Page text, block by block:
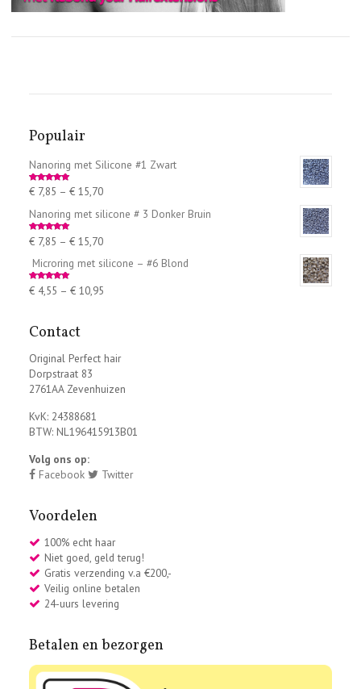
Populair
Nanoring met Silicone #1 Zwart
Rated5.00
out of 5
€7,85 – €15,70
Nanoring met silicone # 3 Donker Bruin
Rated5.00
out of 5
€7,85 – €15,70
Microring met silicone – #6 Blond
Rated5.00
out of 5
€4,55 – €10,95
Contact
Original Perfect hair
Dorpstraat 83
2761AA Zevenhuizen
KvK: 24388681
BTW: NL196415913B01
Volg ons op:
Facebook
Twitter
Voordelen
100% echt haar
Niet goed, geld terug!
Gratis verzending v.a €200,-
Veilig online betalen
24-uurs levering
Betalen en bezorgen